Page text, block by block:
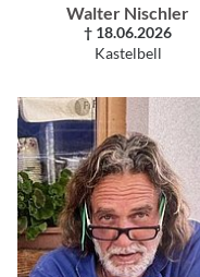
Walter Nischler
† 18.06.2026
Kastelbell